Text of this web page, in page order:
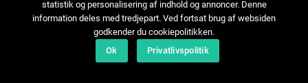
Sitemap
statistik og personalisering af indhold og annoncer. Denne
information deles med tredjepart. Ved fortsat brug af websiden
godkender du cookiepolitikken.
Ok
Privatlivspolitik